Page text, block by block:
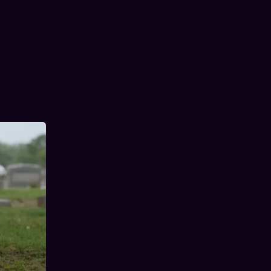
is
zoektocht
ten